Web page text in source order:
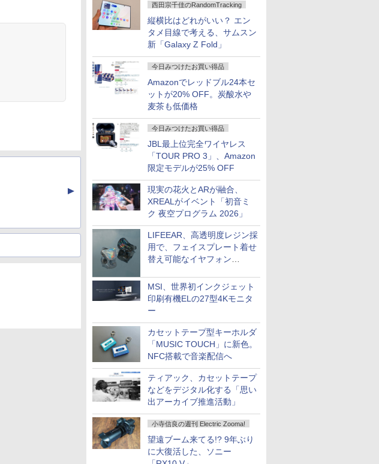
西田宗千佳のRandomTracking
縦横比はどれがいい？ エン
タメ目線で考える、サムスン
新「Galaxy Z Fold」
今日みつけたお買い得品
Amazonでレッドブル24本セ
ットが20% OFF。炭酸水や
麦茶も低価格
今日みつけたお買い得品
JBL最上位完全ワイヤレス
「TOUR PRO 3」、Amazon
限定モデルが25% OFF
現実の花火とARが融合、
XREALがイベント「初音ミ
ク 夜空プログラム 2026」
LIFEEAR、高透明度レジン採
用で、フェイスプレート着せ
替え可能なイヤフォン
MSI、世界初インクジェット
印刷有機ELの27型4Kモニタ
ー
カセットテープ型キーホルダ
「MUSIC TOUCH」に新色。
NFC搭載で音楽配信へ
ティアック、カセットテープ
などをデジタル化する「思い
出アーカイブ推進活動」
小寺信良の週刊 Electric Zooma!
望遠ブーム来てる!? 9年ぶり
に大復活した、ソニー
▲